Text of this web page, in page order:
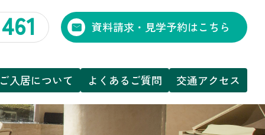
資料請求・見学予約はこちら
ご入居について よくあるご質問 交通アクセス